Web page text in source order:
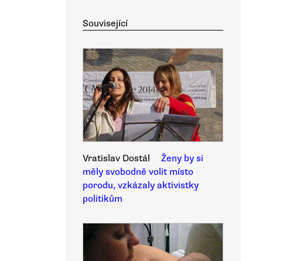
Související
Vratislav Dostál
Ženy by si
měly svobodně volit místo
porodu, vzkázaly aktivistky
politikům